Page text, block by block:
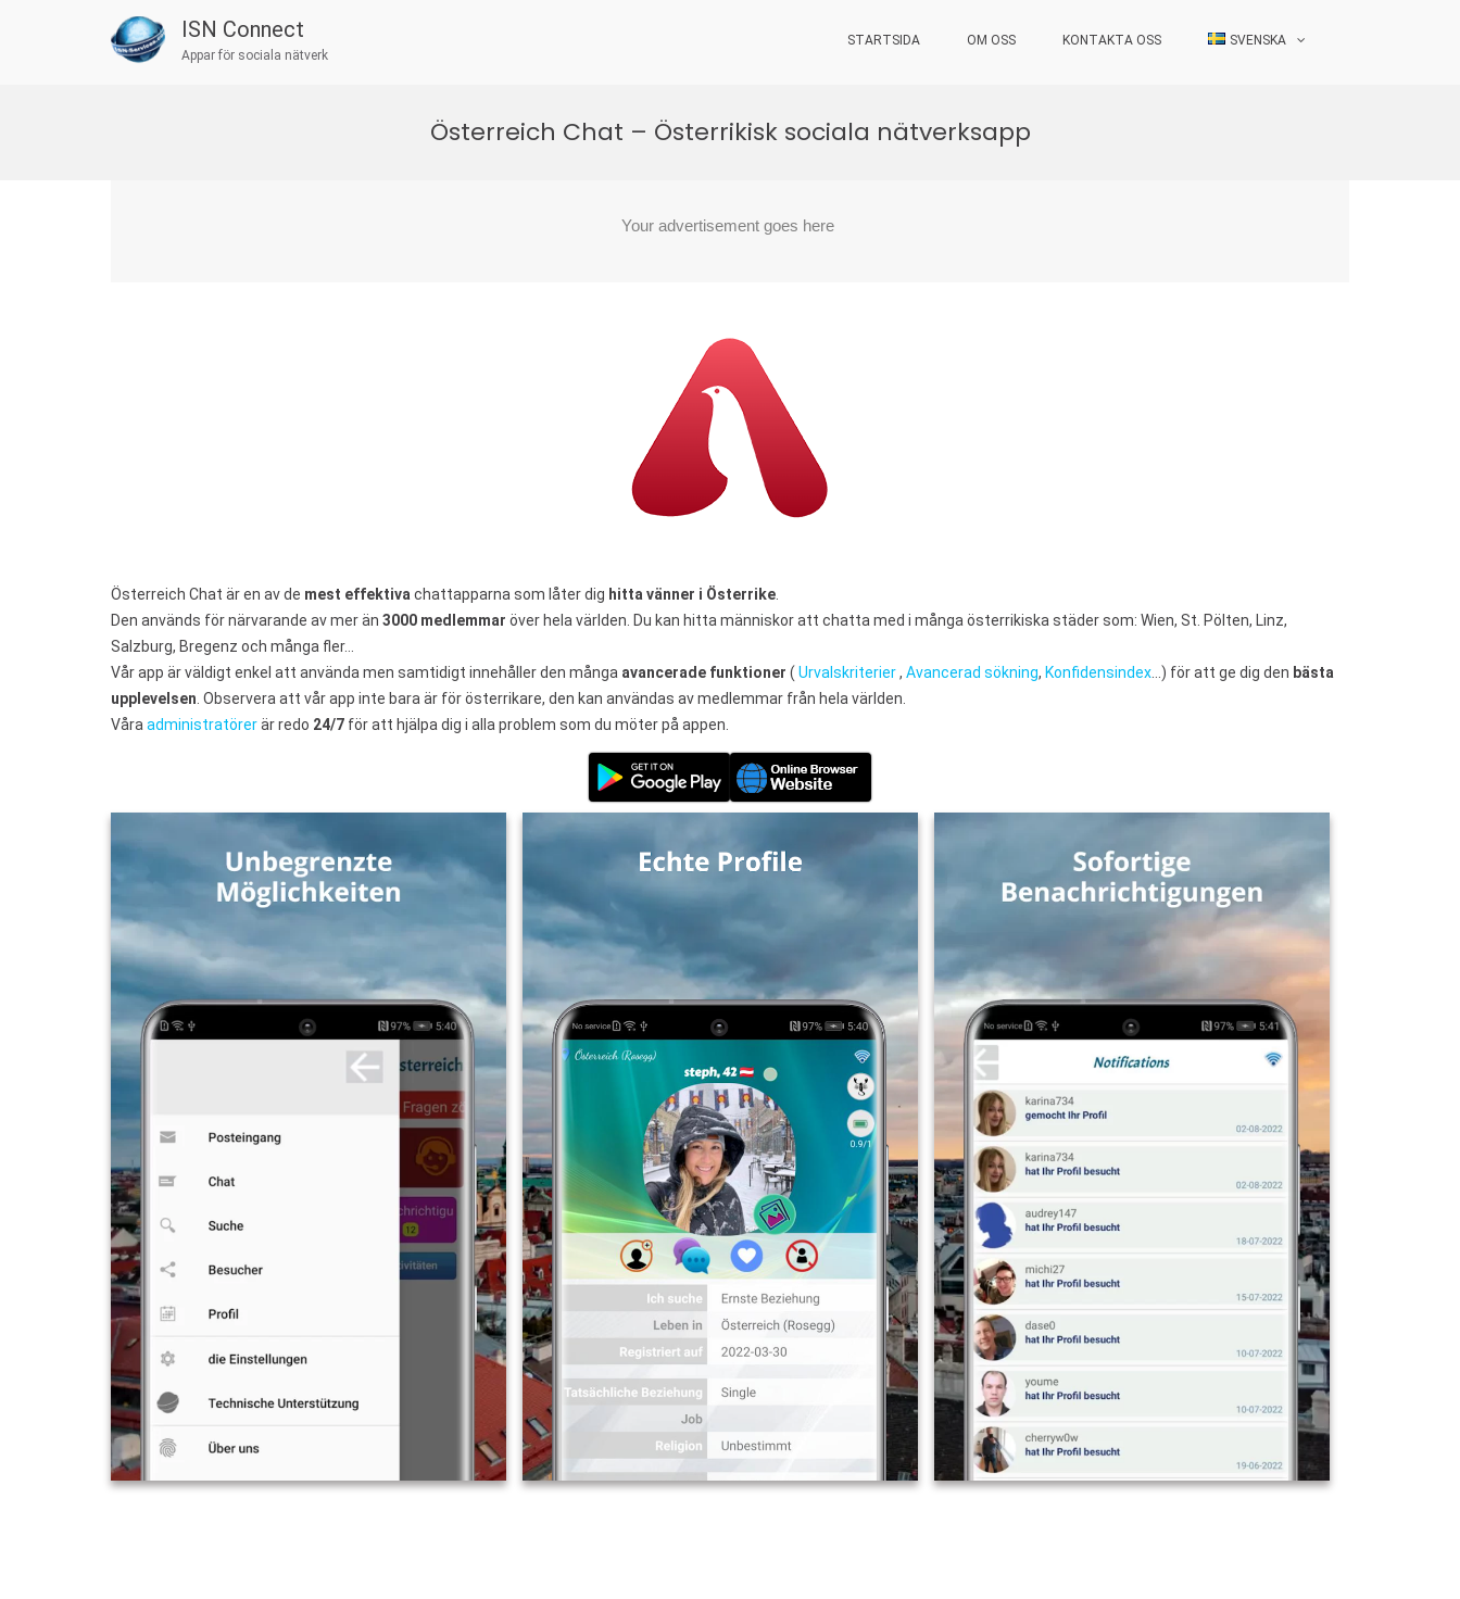
ISN Connect
Appar för sociala nätverk
STARTSIDA OM OSS KONTAKTA OSS SVENSKA
Österreich Chat – Österrikisk sociala nätverksapp
Österreich Chat är en av de mest effektiva chattapparna som låter dig hitta vänner i Österrike
Den används för närvarande av mer än 3000 medlemmar över hela världen. Du kan hitta människor att chatta med i många österrikiska städer som: Wien, St. Pölten, Linz,
Salzburg, Bregenz och många fler…
Vår app är väldigt enkel att använda men samtidigt innehåller den många avancerade funktioner ( Urvalskriterier, Avancerad sökning, Konfidensindex …) för att ge dig den bästa
upplevelsen . Observera att vår app inte bara är för österrikare, den kan användas av medlemmar från hela världen.
Våra administratörerär redo 24/7 för att hjälpa dig i alla problem som du möter på appen.